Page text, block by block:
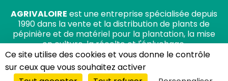
AGRIVALOIRE est une entreprise spécialisée depuis
1990 dans la vente et la distribution de plants de
pépinière et de matériel pour la plantation, la mise
en culture, la récolte et l'épluchage.
Ce site utilise des cookies et vous donne le contrôle
sur ceux que vous souhaitez activer